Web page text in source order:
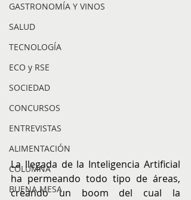
GASTRONOMÍA Y VINOS
SALUD
TECNOLOGÍA
ECO y RSE
SOCIEDAD
CONCURSOS
ENTREVISTAS
ALIMENTACIÓN
COLUMNA
BUENA MESA
La llegada de la Inteligencia Artificial
ha permeando todo tipo de áreas,
creando un boom del cual la